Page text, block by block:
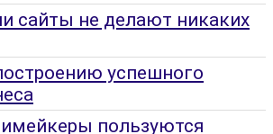
сайты не делают никаких
успешного
пользуются